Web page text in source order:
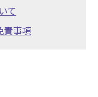
て
責事項